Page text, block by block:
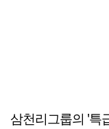
삼천리그룹의 '특